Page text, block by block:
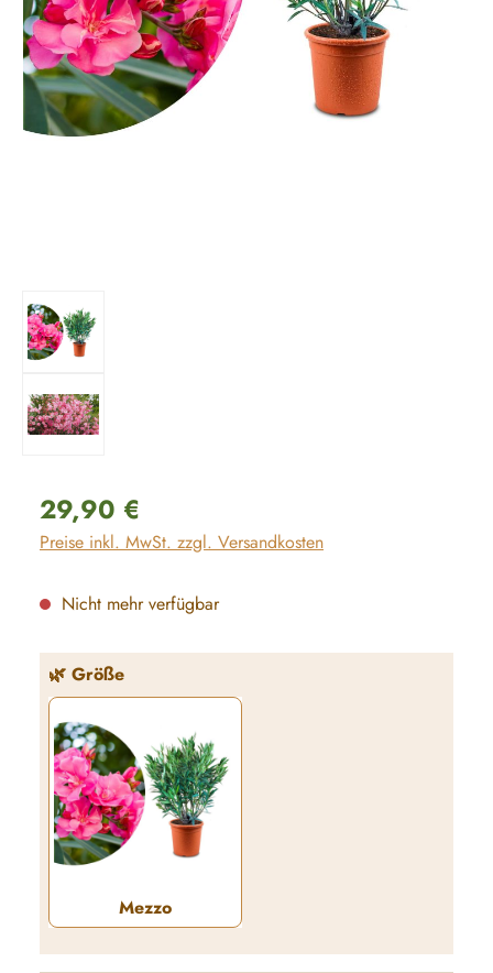
Regulärer Preis:
29,90 €
Preise inkl. MwSt. zzgl. Versandkosten
Nicht mehr verfügbar
🌿 Größeauswählen
Mezzo